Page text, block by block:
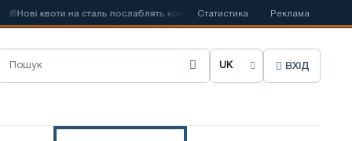
квоти на сталь послаблять конкуренцію в Сполученому Королівстві
Статистика Реклама
О
р
ВХІД